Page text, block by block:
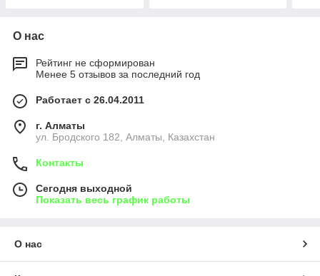
О нас
Рейтинг не сформирован
Менее 5 отзывов за последний год
Работает с 26.04.2011
г. Алматы
ул. Бродского 182, Алматы, Казахстан
Контакты
Сегодня выходной
Показать весь график работы
О нас